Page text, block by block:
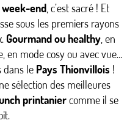
end , c’est sacré ! Et
sous les premiers rayons
Gourmand ou healthy , en
en mode cosy ou avec vue…
dans le Pays Thionvillois !
sélection des meilleures
printaniercomme il se